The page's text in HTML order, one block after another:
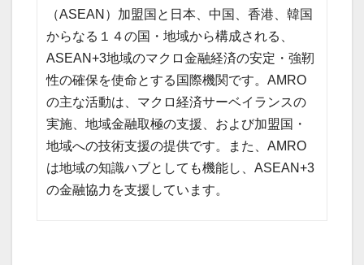
（ASEAN）加盟国と日本、中国、香港、韓国
からなる１４の国・地域から構成される、
ASEAN+3地域のマクロ金融経済の安定・強靭
性の確保を使命とする国際機関です。AMRO
の主な活動は、マクロ経済サーベイランスの
実施、地域金融取極の支援、および加盟国・
地域への技術支援の提供です。また、AMRO
は地域の知識ハブとしても機能し、ASEAN+3
の金融協力を支援しています。